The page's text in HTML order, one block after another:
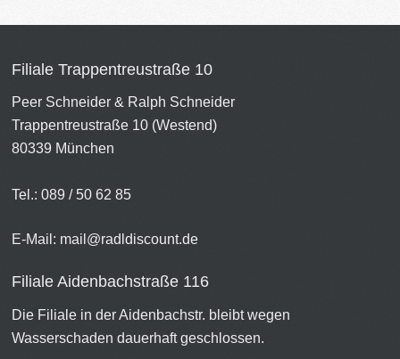
Filiale Trappentreustraße 10
Peer Schneider & Ralph Schneider
Trappentreustraße 10 (Westend)
80339 München
Tel.: 089 / 50 62 85
E-Mail: mail@radldiscount.de
Filiale Aidenbachstraße 116
Die Filiale in der Aidenbachstr. bleibt wegen
Wasserschaden dauerhaft geschlossen.